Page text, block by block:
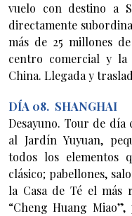
vuelo con destino a
directamente
más de 25 millones
centro comercial y
China. Llegada y
DÍA 08. SHANGHAI
Desayuno. Tour de
al Jardín Yuyuan,
todos los elementos
clásico; pabellones,
la Casa de Té el más
“Cheng Huang